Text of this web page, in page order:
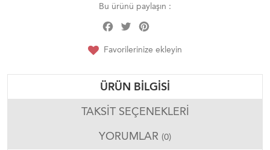
Bu ürünü paylaşın :
Facebook
Twitter
Favorilerinize ekleyin
ÜRÜN BILGISI
TAKSIT SEÇENEKLERI
YORUMLAR (0)